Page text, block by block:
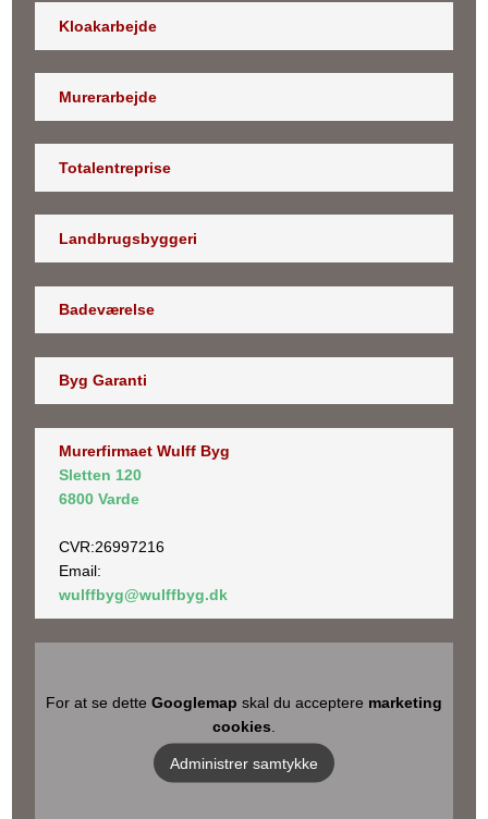
Kloakarbejde
Murerarbejde
Totalentreprise
Landbrugsbyggeri
Badeværelse
Byg Garanti
Murerfirmaet Wulff Byg
Sletten 120
6800 Varde
​CVR:26997216
Email:
wulffbyg@wulffbyg.dk
For at se dette Googlemap skal du acceptere marketing
cookies
Administrer samtykke